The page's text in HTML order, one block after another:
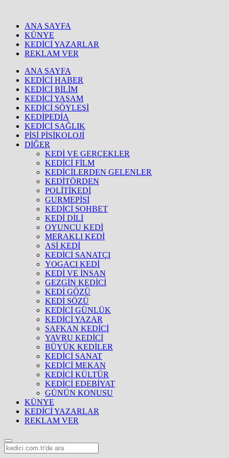
ANA SAYFA
KÜNYE
KEDİCİ YAZARLAR
REKLAM VER
ANA SAYFA
KEDİCİ HABER
KEDİCİ BİLİM
KEDİCİ YAŞAM
KEDİCİ SÖYLEŞİ
KEDİPEDİA
KEDİCİ SAĞLIK
PİSİ PİSİKOLOJİ
DİĞER
KEDİ VE GERÇEKLER
KEDİCİ FİLM
KEDİCİLERDEN GELENLER
KEDİTÖRDEN
POLİTİKEDİ
GURMEPİSİ
KEDİCİ SOHBET
KEDİ DİLİ
OYUNCU KEDİ
MERAKLI KEDİ
ASİ KEDİ
KEDİCİ SANATÇI
YOGACI KEDİ
KEDİ VE İNSAN
GEZGİN KEDİCİ
KEDİ GÖZÜ
KEDİ SÖZÜ
KEDİCİ GÜNLÜK
KEDİCİ YAZAR
SAFKAN KEDİCİ
YAVRU KEDİCİ
BÜYÜK KEDİLER
KEDİCİ SANAT
KEDİCİ MEKAN
KEDİCİ KÜLTÜR
KEDİCİ EDEBİYAT
GÜNÜN KONUSU
KÜNYE
KEDİCİ YAZARLAR
REKLAM VER